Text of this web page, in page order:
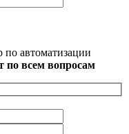
автоматизации
по всем вопросам